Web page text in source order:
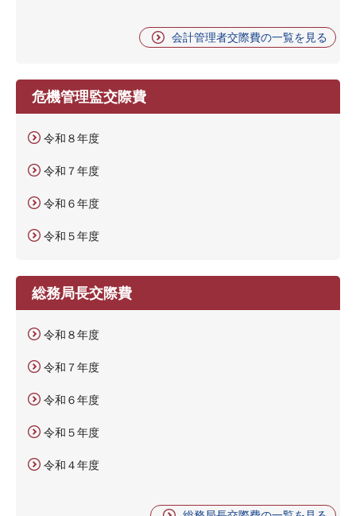
会計管理者交際費の一覧を見る
危機管理監交際費
令和８年度
令和７年度
令和６年度
令和５年度
総務局長交際費
令和８年度
令和７年度
令和６年度
令和５年度
令和４年度